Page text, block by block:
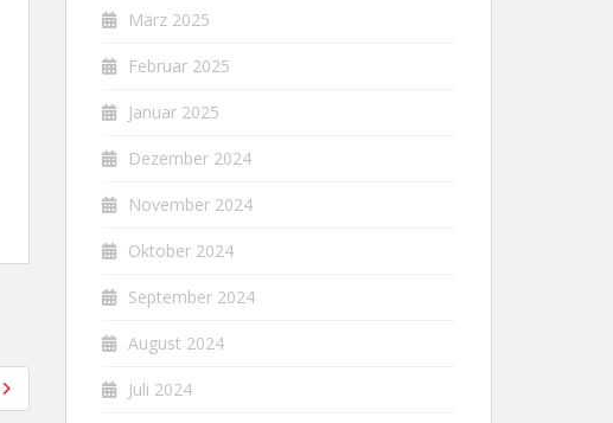
März 2025
Februar 2025
Januar 2025
Dezember 2024
November 2024
Oktober 2024
September 2024
August 2024
Juli 2024